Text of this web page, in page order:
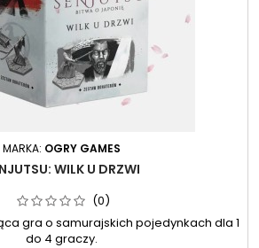
MARKA: OGRY GAMES
WILK U DRZWI
(0)
gra o samurajskich pojedynkach dla 1
do 4 graczy.